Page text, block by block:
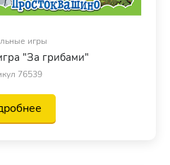
игры
"За грибами"
76539